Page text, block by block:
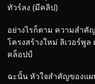
ทัวร์ลง (มีคลิป)
อย่างไรก็ตาม ความสำคั
โครงสร้างใหม่ ลิเวอร์พู
คล็อปป์
ฉะนั้น หัวใจสำคัญของแผ